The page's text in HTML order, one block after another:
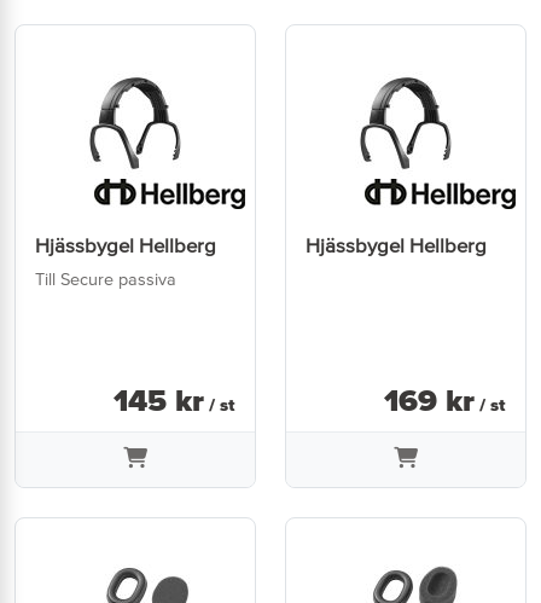
Hjässbygel Hellberg
Till Secure passiva
145 kr / st
Hjässbygel Hellberg
169 kr / st